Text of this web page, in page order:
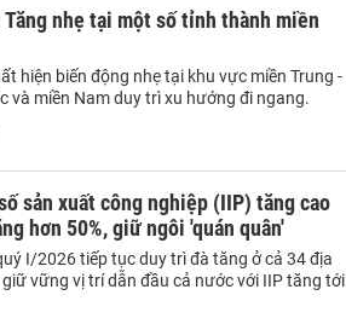
nhẹ tại một số tỉnh thành miền
hiện biến động nhẹ tại khu vực miền Trung -
và miền Nam duy trì xu hướng đi ngang.
sản xuất công nghiệp (IIP) tăng cao
hơn 50%, giữ ngôi 'quán quân'
I/2026 tiếp tục duy trì đà tăng ở cả 34 địa
vững vị trí dẫn đầu cả nước với IIP tăng tới